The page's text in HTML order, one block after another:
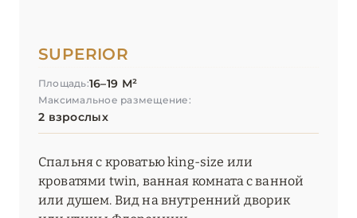
SUPERIOR
Площадь:16–19 М²
Максимальное размещение:
2 взрослых
Спальня с кроватью king-size или
кроватями twin, ванная комната с ванной
или душем. Вид на внутренний дворик